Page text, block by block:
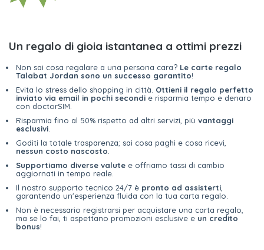
Un regalo di gioia istantanea a ottimi prezzi
Non sai cosa regalare a una persona cara? Le carte regalo
Talabat Jordan sono un successo garantito!
Evita lo stress dello shopping in città. Ottieni il regalo perfetto
inviato via email in pochi secondi e risparmia tempo e denaro
con doctorSIM.
Risparmia fino al 50% rispetto ad altri servizi, più vantaggi
esclusivi
Goditi la totale trasparenza; sai cosa paghi e cosa ricevi,
nessun costo nascosto
Supportiamo diverse valute e offriamo tassi di cambio
aggiornati in tempo reale.
Il nostro supporto tecnico 24/7 è pronto ad assisterti
garantendo un'esperienza fluida con la tua carta regalo.
Non è necessario registrarsi per acquistare una carta regalo,
ma se lo fai, ti aspettano promozioni esclusive e un credito
bonus!